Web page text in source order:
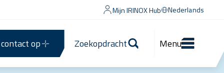
Mijn IRINOX Hub Nederlands
op Zoekopdracht Menu